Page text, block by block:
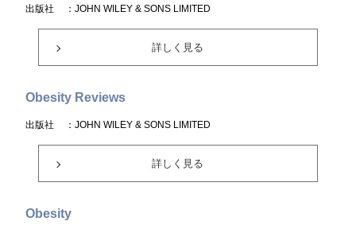
出版社 ：JOHN WILEY & SONS LIMITED
詳しく見る
Obesity Reviews
出版社 ：JOHN WILEY & SONS LIMITED
詳しく見る
Obesity